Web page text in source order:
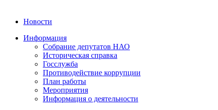
Новости
Информация
Собрание депутатов НАО
Историческая справка
Госслужба
Противодействие коррупции
План работы
Мероприятия
Информация о деятельности